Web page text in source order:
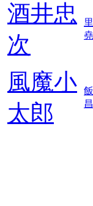
酒井忠
次
堯
風魔小
太郎
昌